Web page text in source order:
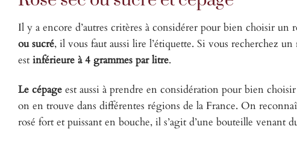
Il y a encore d’autres critères à considérer pour bien choisir
ou sucré, il vous faut aussi lire l’étiquette. Si vous recherchez
est inférieure à 4 grammes par litre.
Le cépage est aussi à prendre en considération pour bien
on en trouve dans différentes régions de la France. On
rosé fort et puissant en bouche, il s’agit d’une bouteille venant